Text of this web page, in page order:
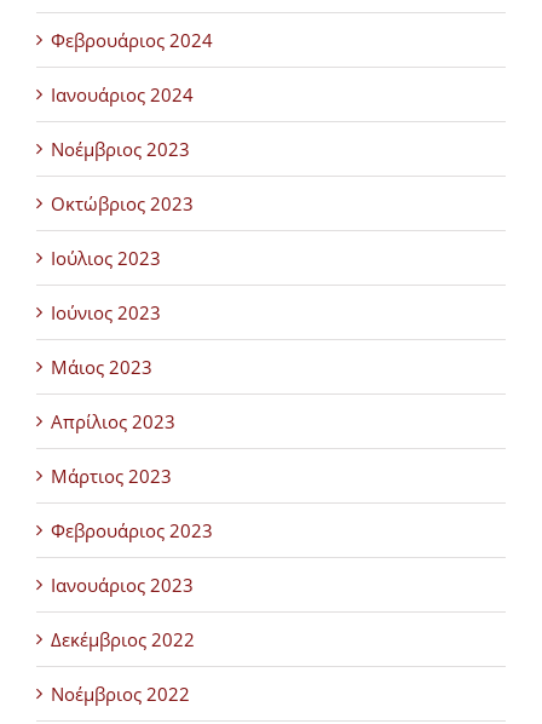
Φεβρουάριος 2024
Ιανουάριος 2024
Νοέμβριος 2023
Οκτώβριος 2023
Ιούλιος 2023
Ιούνιος 2023
Μάιος 2023
Απρίλιος 2023
Μάρτιος 2023
Φεβρουάριος 2023
Ιανουάριος 2023
Δεκέμβριος 2022
Νοέμβριος 2022